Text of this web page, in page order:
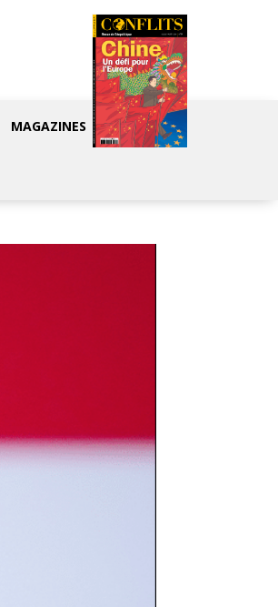
MAGAZINES